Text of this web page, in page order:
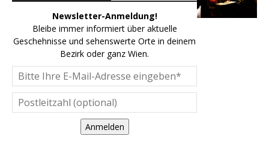
Newsletter-Anmeldung!
Bleibe immer informiert über aktuelle
Geschehnisse und sehenswerte Orte in deinem
Bezirk oder ganz Wien.
Anmelden